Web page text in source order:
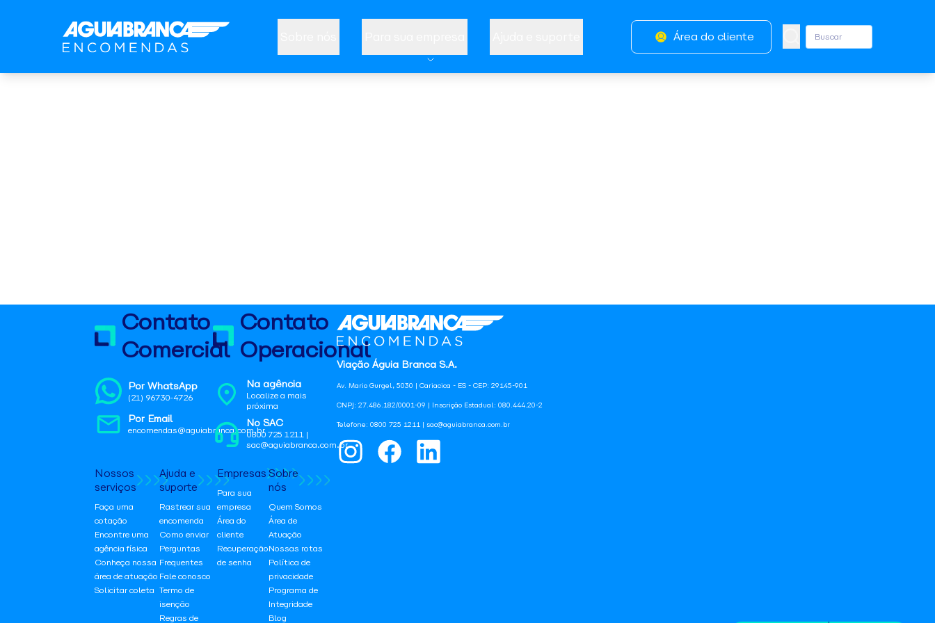
Área do cliente
Viação Águia Branca S.A.
Av. Mario Gurgel, 5030 | Cariacica - ES - CEP: 29145-901
CNPJ: 27.486.182/0001-09 | Inscrição Estadual: 080.444.20-2
Telefone: 0800 725 1211 | sac@aguiabranca.com.br
Contato
Comercial
Por WhatsApp
(21) 96730-4726
Por Email
encomendas@aguiabranca.com.br
Contato
Operacional
Na agência
Localize a mais
próxima
No SAC
0800 725 1211 |
sac@aguiabranca.com.br
Nossos
serviços
Faça uma
cotação
Encontre uma
agência física
Conheça nossa
área de atuação
Solicitar coleta
Ajuda e
suporte
Rastrear sua
encomenda
Como enviar
Perguntas
Frequentes
Fale conosco
Termo de
isenção
Regras de
Empresas
Para sua
empresa
Área do
cliente
Recuperação
de senha
Sobre
nós
Quem Somos
Área de
Atuação
Nossas rotas
Política de
privacidade
Programa de
Integridade
Blog